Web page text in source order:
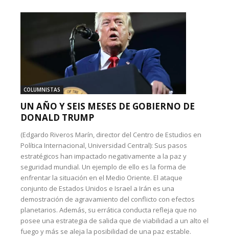
COLUMNISTAS
UN AÑO Y SEIS MESES DE GOBIERNO DE
DONALD TRUMP
(Edgardo Riveros Marín, director del Centro de Estudios en
Política Internacional, Universidad Central): Sus pasos
estratégicos han impactado negativamente a la paz y
seguridad mundial. Un ejemplo de ello es la forma de
enfrentar la situación en el Medio Oriente. El ataque
conjunto de Estados Unidos e Israel a Irán es una
demostración de agravamiento del conflicto con efectos
planetarios. Además, su errática conducta refleja que no
posee una estrategia de salida que de viabilidad a un alto el
fuego y más se aleja la posibilidad de una paz estable.